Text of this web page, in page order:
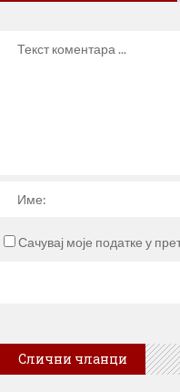
Сачувај моје податке у
Слични чланци